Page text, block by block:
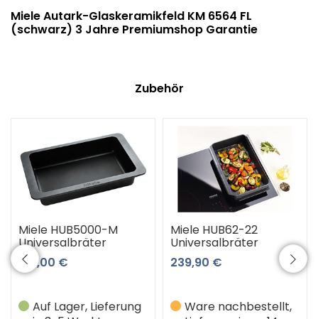
Miele Autark-Glaskeramikfeld KM 6564 FL
(schwarz) 3 Jahre Premiumshop Garantie
Zubehör
Miele HUB5000-M
Universalbräter
189,00 €
Auf Lager, Lieferung
Miele HUB62-22
Universalbräter
239,90 €
Ware nachbestellt,